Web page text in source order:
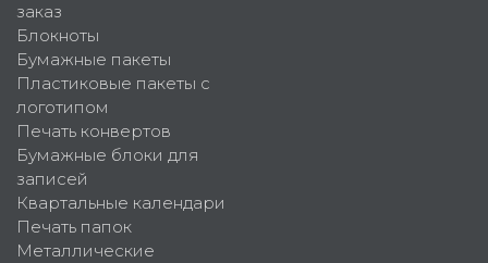
заказ
Блокноты
Бумажные пакеты
Пластиковые пакеты с
логотипом
Печать конвертов
Бумажные блоки для
записей
Квартальные календари
Печать папок
Металлические